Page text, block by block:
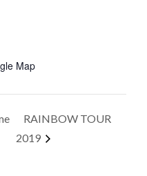
Map
RAINBOW TOUR
2019